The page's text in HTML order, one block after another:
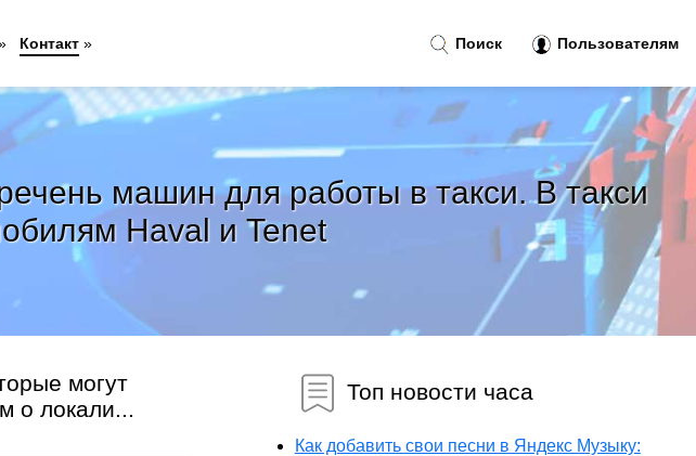
машин для работы в такси. В такси
Haval и Tenet
могут
о локали...
Топ новости часа
Как добавить свои песни в Яндекс Музыку:
Поиск Пользователям
Контакт»